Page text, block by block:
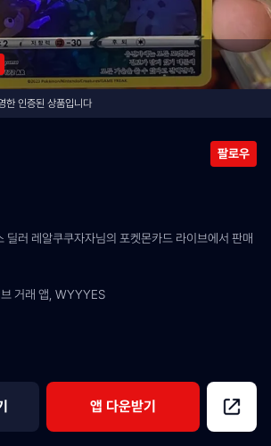
한 인증된 상품입니다
팔로우
러 레알쿠쿠자자님의 포켓몬카드 라이브에서 판매
거래 앱, WYYYES
앱 다운받기